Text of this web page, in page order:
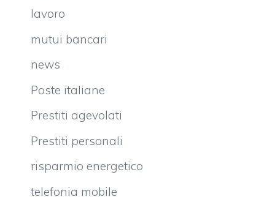
lavoro
mutui bancari
news
Poste italiane
Prestiti agevolati
Prestiti personali
risparmio energetico
telefonia mobile